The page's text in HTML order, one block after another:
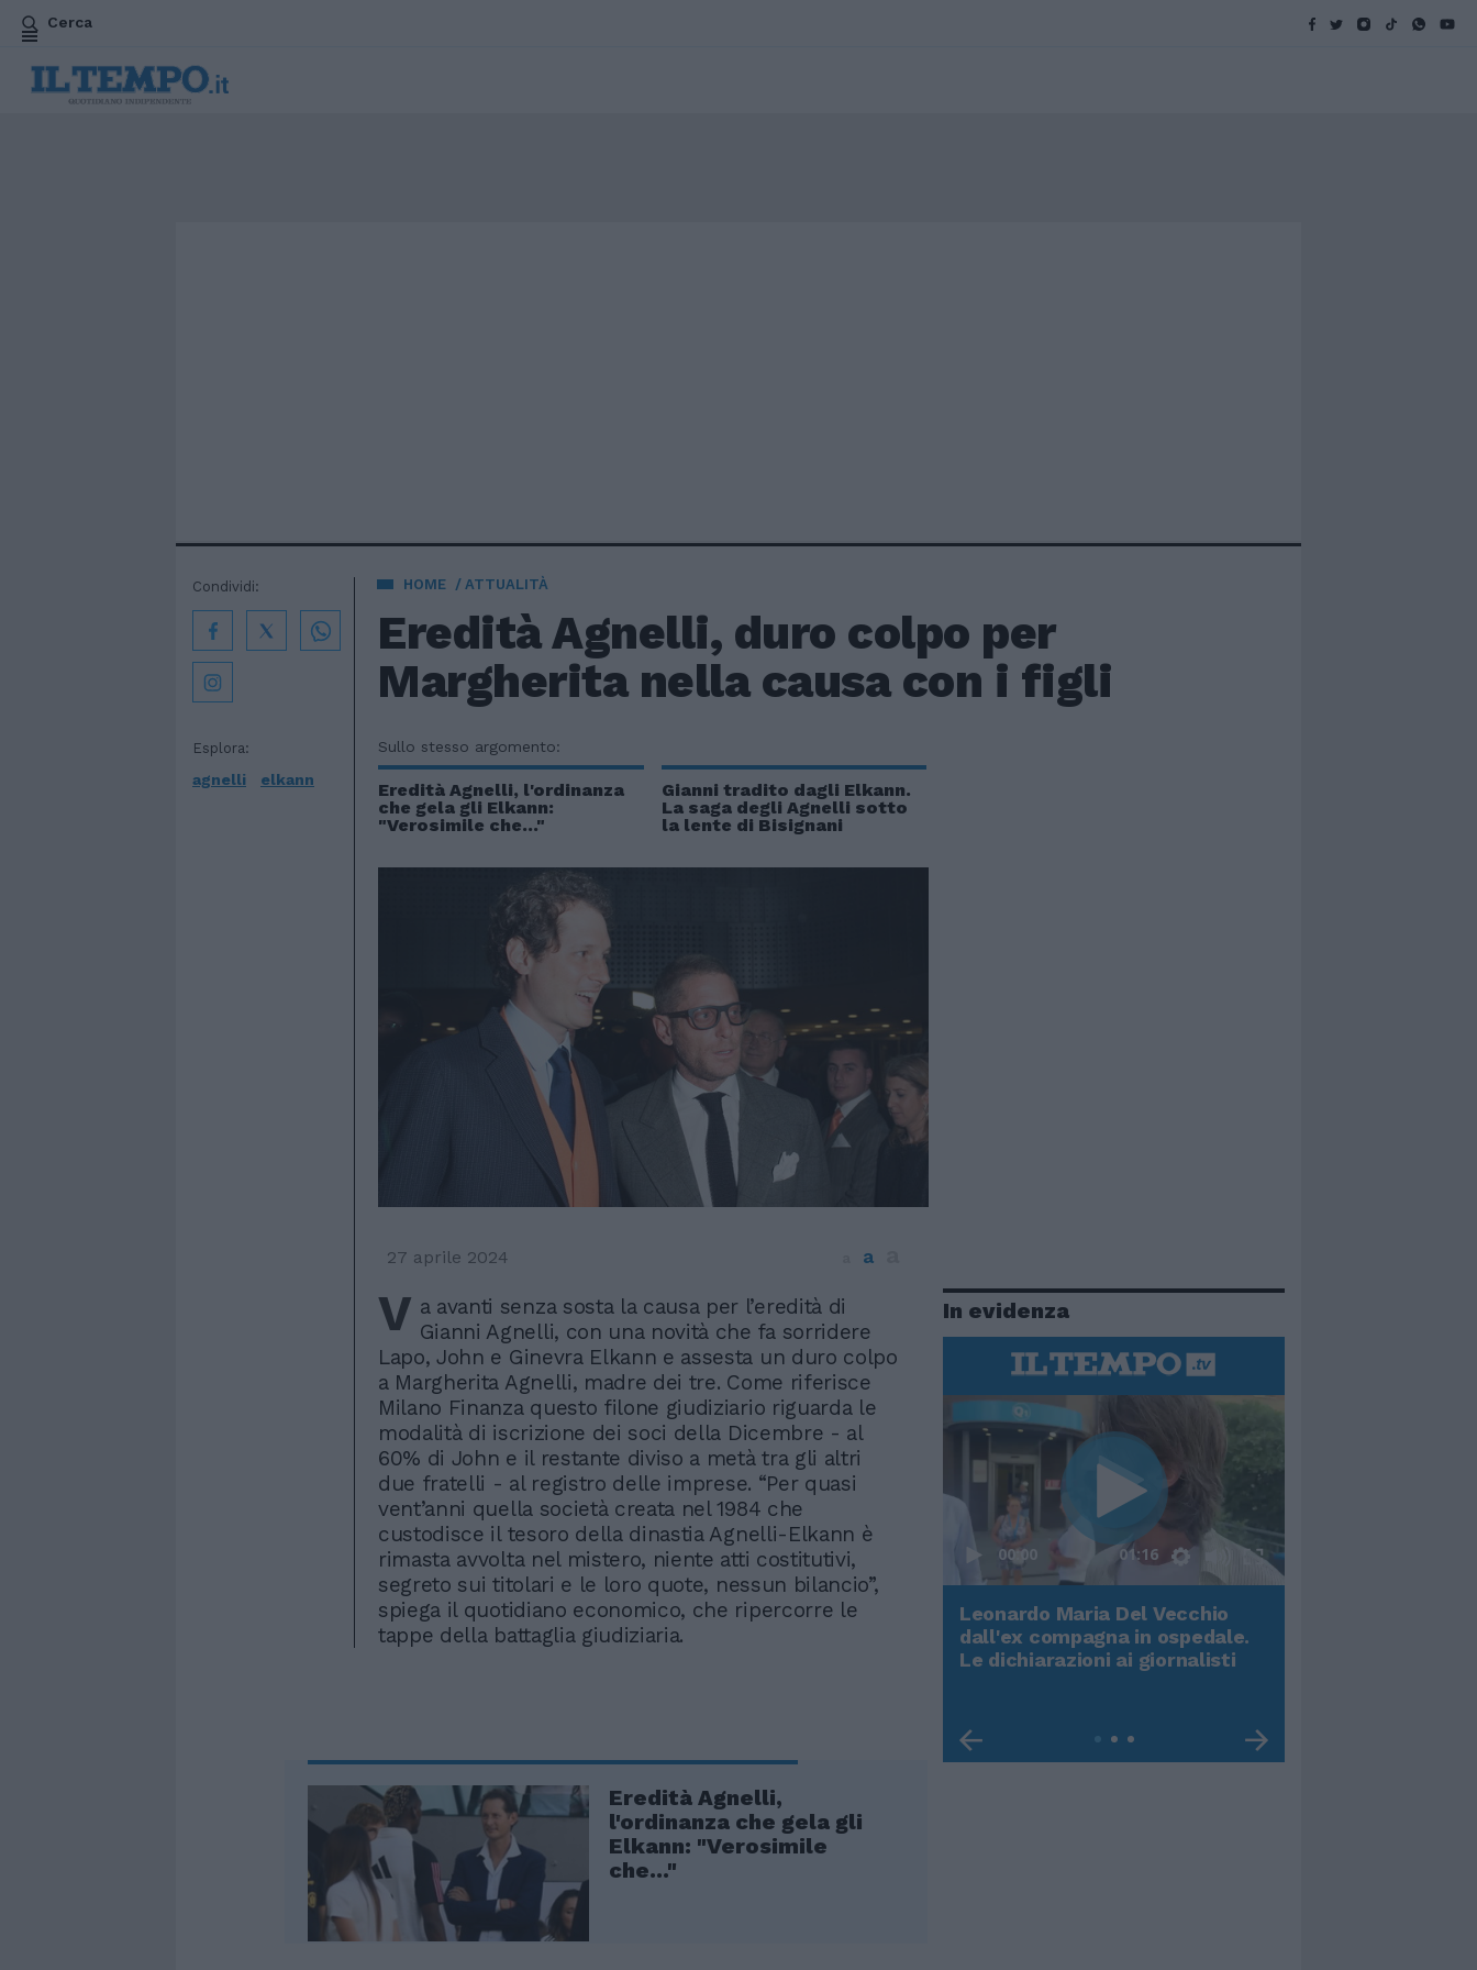
Cerca
HOME ATTUALITÀ
Eredità Agnelli, duro colpo per
Margherita nella causa con i figli
Esplora:
agnelli elkann
Condividi:
Sullo stesso argomento:
Eredità Agnelli, l'ordinanza
che gela gli Elkann:
"Verosimile che..."
Gianni tradito dagli Elkann.
La saga degli Agnelli sotto
la lente di Bisignani
27 aprile 2024 a
V a avanti senza sosta la causa per l’eredità di
Gianni Agnelli, con una novità che fa sorridere
Lapo, John e Ginevra Elkann e assesta un duro colpo
a Margherita Agnelli, madre dei tre. Come riferisce
Milano Finanza questo filone giudiziario riguarda le
modalità di iscrizione dei soci della Dicembre - al
60% di John e il restante diviso a metà tra gli altri
due fratelli - al registro delle imprese. “Per quasi
vent’anni quella società creata nel 1984 che
custodisce il tesoro della dinastia Agnelli-Elkann è
rimasta avvolta nel mistero, niente atti costitutivi,
segreto sui titolari e le loro quote, nessun bilancio”,
spiega il quotidiano economico, che ripercorre le
tappe della battaglia giudiziaria.
Eredità Agnelli,
l'ordinanza che gela gli
Elkann: "Verosimile
che..."
In evidenza
00:00 01:16
Leonardo Maria Del Vecchio
dall'ex compagna in ospedale.
Le dichiarazioni ai giornalisti